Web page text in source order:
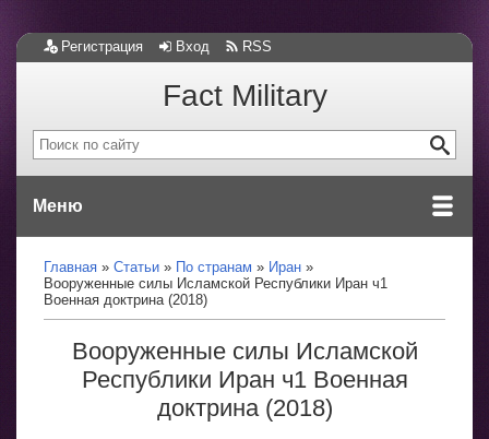
Регистрация Вход RSS
Fact Military
Меню
Главная Статьи По странам
Иран
Вооруженные силы Исламской Республики Иран ч1
Военная доктрина (2018)
Вооруженные силы Исламской
Республики Иран ч1 Военная
доктрина (2018)